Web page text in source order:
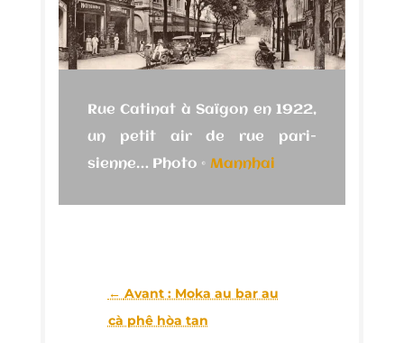
Rue Cati­nat à Saï­gon en 1922,
un petit air de rue pari­
sienne… Pho­to © Mann­hai
← Avant : Moka au bar au
cà phê hòa tan